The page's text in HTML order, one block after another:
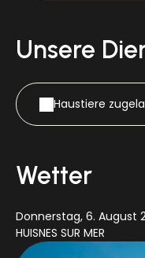
Unsere
Haustiere
Wetter
Donnerstag, 6. August
HUISNES SUR MER